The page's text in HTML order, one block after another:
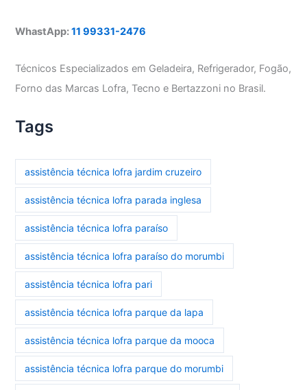
WhastApp:11 99331-2476
Técnicos Especializados em Geladeira, Refrigerador, Fogão,
Forno das Marcas Lofra, Tecno e Bertazzoni no Brasil.
Tags
assistência técnica lofra jardim cruzeiro
assistência técnica lofra parada inglesa
assistência técnica lofra paraíso
assistência técnica lofra paraíso do morumbi
assistência técnica lofra pari
assistência técnica lofra parque da lapa
assistência técnica lofra parque da mooca
assistência técnica lofra parque do morumbi